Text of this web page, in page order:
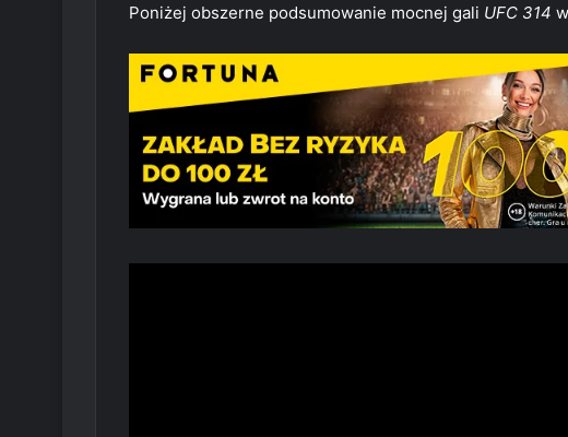
Poniżej obszerne podsumowanie mocnej gali UFC 314